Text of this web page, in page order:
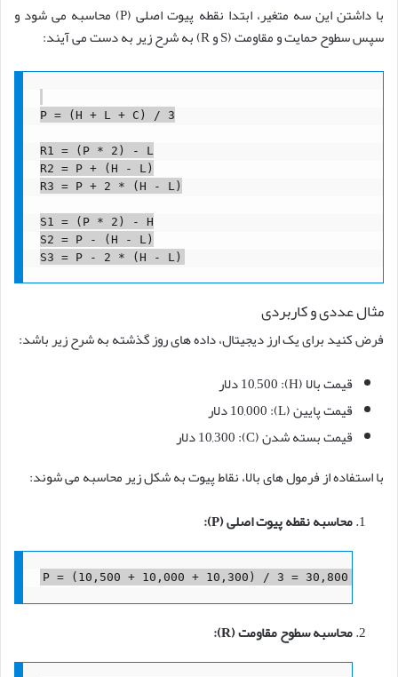
با داشتن این سه متغیر، ابتدا نقطه پیوت اصلی (P) محاسبه می شود و
سپس سطوح حمایت و مقاومت (S و R) به شرح زیر به دست می آیند:
P = (H + L + C) / 3
R1 = (P * 2) - L
R2 = P + (H - L)
R3 = P + 2 * (H - L)
S1 = (P * 2) - H
S2 = P - (H - L)
مثال عددی و کاربردی
فرض کنید برای یک ارز دیجیتال، داده های روز گذشته به شرح زیر باشد:
قیمت بالا (H): 10,500 دلار
قیمت پایین (L): 10,000 دلار
قیمت بسته شدن (C): 10,300 دلار
با استفاده از فرمول های بالا، نقاط پیوت به شکل زیر محاسبه می شوند:
محاسبه نقطه پیوت اصلی (P):
محاسبه سطوح مقاومت (R):